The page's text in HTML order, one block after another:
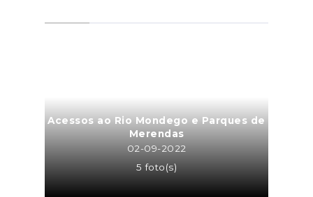
Acessos ao Rio Mondego e Parques de
Merendas
02-09-2022
5 foto(s)